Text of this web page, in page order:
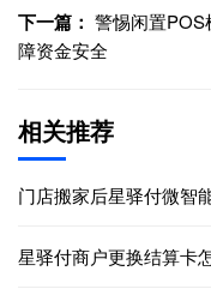
下一篇： 警惕闲置POS
障资金安全
相关推荐
门店搬家后星驿付微智
星驿付商户更换结算卡